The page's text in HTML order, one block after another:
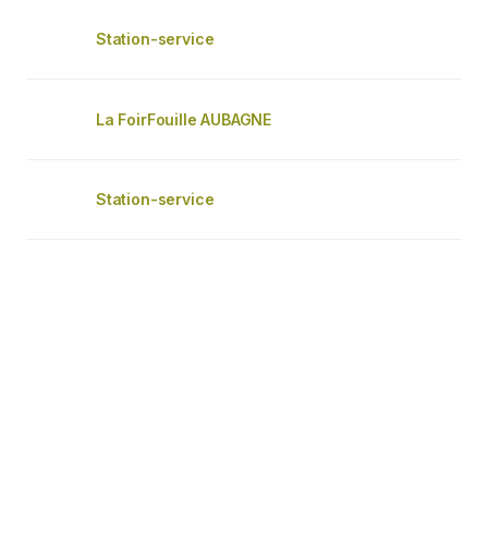
Station-service
La FoirFouille AUBAGNE
Station-service